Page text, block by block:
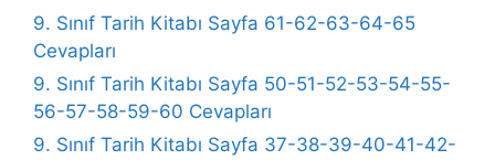
9. Sınıf Tarih Kitabı Sayfa 61-62-63-64-65
Cevapları
9. Sınıf Tarih Kitabı Sayfa 50-51-52-53-54-55-
56-57-58-59-60 Cevapları
9. Sınıf Tarih Kitabı Sayfa 37-38-39-40-41-42-